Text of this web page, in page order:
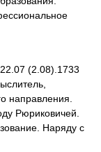
(2.08).1733
направления.
Рюриковичей.
Наряду с